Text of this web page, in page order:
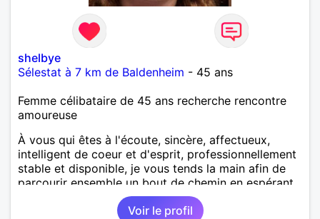
shelbye
Sélestat à 7 km de Baldenheim - 45 ans
Femme célibataire de 45 ans recherche rencontre
amoureuse
À vous qui êtes à l'écoute, sincère, affectueux,
intelligent de coeur et d'esprit, professionnellement
stable et disponible, je vous tends la main afin de
parcourir ensemble un bout de chemin en espérant
que la route soit longue.
Voir le profil